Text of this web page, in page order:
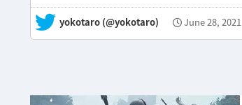
— yokotaro (@yokotaro) June 28, 2021